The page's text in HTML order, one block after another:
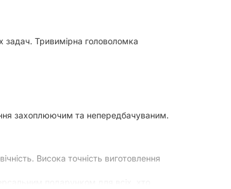
задач. Тривимірна головоломка
захоплюючим та непередбачуваним.
Висока точність виготовлення
подарунком для всіх, хто